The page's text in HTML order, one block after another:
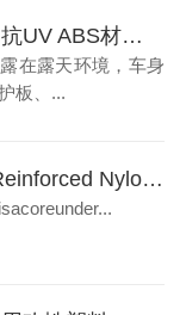
房车配件专用抗UV ABS材料，解决户外老化褪色难题
在露天环境，车身
板、...
Glass-Fiber Reinforced Nylon: Ideal Material for Automotive Engine Underbody Guards